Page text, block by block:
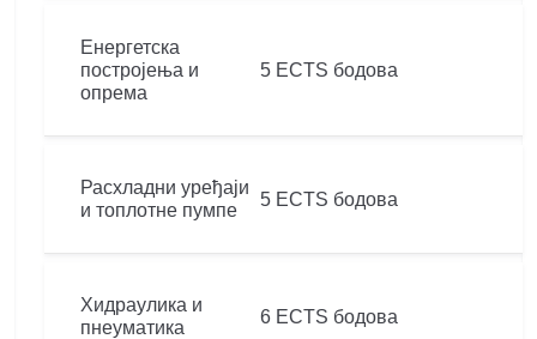
Енергетска
постројења и
опрема
5 ECTS бодова
Расхладни уређаји
и топлотне пумпе
5 ECTS бодова
Хидраулика и
пнеуматика
6 ECTS бодова